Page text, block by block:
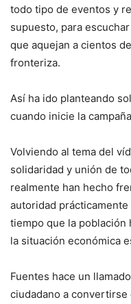
todo tipo de eventos y
supuesto, para
que aquejan a cientos
fronteriza.
Así ha ido planteando
cuando inicie la
Volviendo al tema del
solidaridad y unión de
realmente han hecho
autoridad
tiempo que la población
la situación económica
Fuentes hace un
ciudadano a